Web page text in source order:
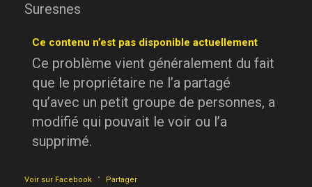
Suresnes
Ce contenu n’est pas disponible actuellement
Ce problème vient généralement du fait
que le propriétaire ne l’a partagé
qu’avec un petit groupe de personnes, a
modifié qui pouvait le voir ou l’a
supprimé.
Voir sur Facebook · Partager